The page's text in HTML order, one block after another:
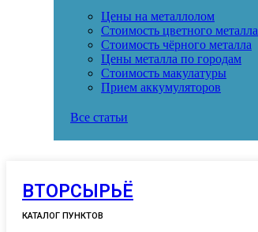
Цены на металлолом
Стоимость цветного металла
Стоимость чёрного металла
Цены металла по городам
Стоимость макулатуры
Прием аккумуляторов
Все статьи
ВТОРСЫРЬЁ
КАТАЛОГ ПУНКТОВ